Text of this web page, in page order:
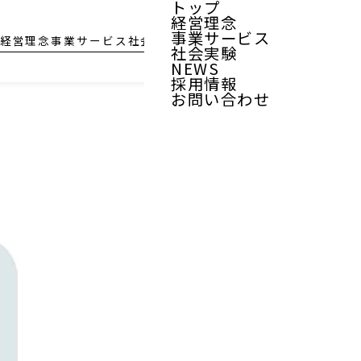
経営理念事業サービス 社会実験NEWS採用情報お問い合わせ
トップ
経営理念
事業サービス
社会実験
NEWS
採用情報
お問い合わせ